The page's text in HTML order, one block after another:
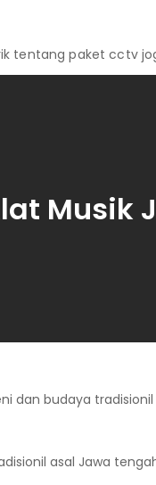
tentang paket cctv
Musik
dan budaya
asal Jawa